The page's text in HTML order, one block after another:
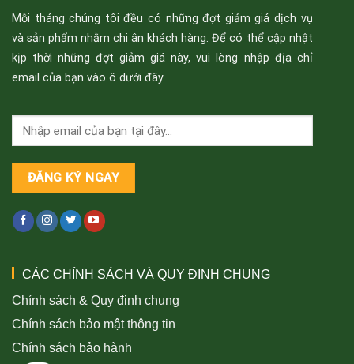
Mỗi tháng chúng tôi đều có những đợt giảm giá dịch vụ
và sản phẩm nhằm chi ân khách hàng. Để có thể cập nhật
kịp thời những đợt giảm giá này, vui lòng nhập địa chỉ
email của bạn vào ô dưới đây.
CÁC CHÍNH SÁCH VÀ QUY ĐỊNH CHUNG
Chính sách & Quy định chung
Chính sách bảo mật thông tin
Chính sách bảo hành